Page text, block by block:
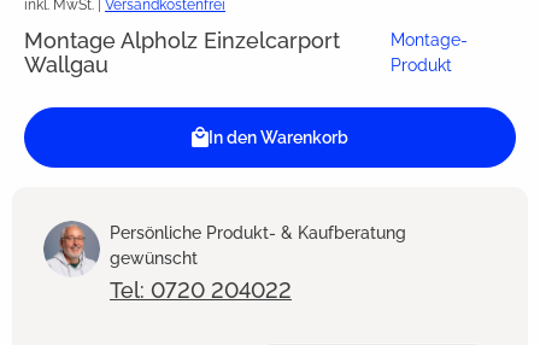
inkl. MwSt. | Versandkostenfrei
Montage Alpholz Einzelcarport
Wallgau
Montage-
Produkt
In den Warenkorb
Persönliche Produkt- & Kaufberatung
gewünscht
Tel: 0720 204022